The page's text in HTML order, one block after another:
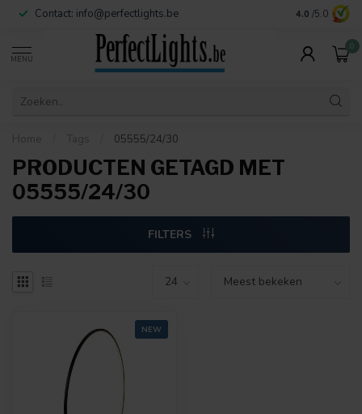
Contact: info@perfectlights.be 4.0 /5.0
MENU
0
Home Tags 05555/24/30
PRODUCTEN GETAGD MET
05555/24/30
FILTERS
NEW